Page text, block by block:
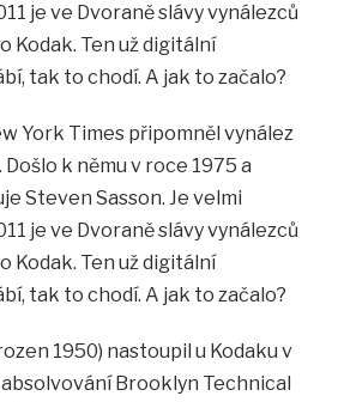
je ve Dvoraně slávy vynálezců
Kodak. Ten už digitální
tak to chodí. A jak to začalo?
York Times připomněl vynález
k němu v roce 1975 a
Steven Sasson. Je velmi
je ve Dvoraně slávy vynálezců
Kodak. Ten už digitální
tak to chodí. A jak to začalo?
1950) nastoupil u Kodaku v
Brooklyn Technical